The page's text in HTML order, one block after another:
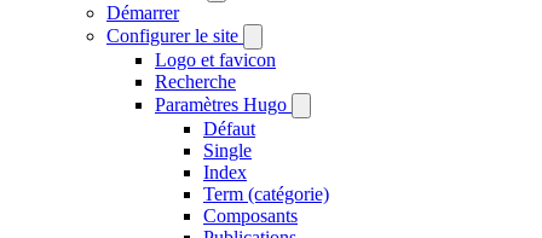
Démarrer
Configurer le site
Logo et favicon
Recherche
Paramètres Hugo
Défaut
Single
Index
Term (catégorie)
Composants